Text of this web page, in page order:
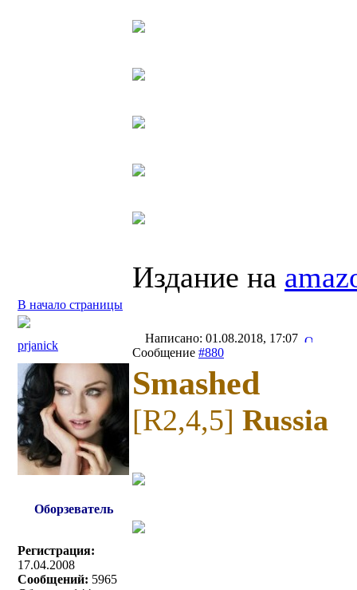
Издание на
В начало страницы
prjanick
Написано: 01.08.2018, 17:07
Сообщение #880
Оборзеватель
Регистрация:
17.04.2008
Сообщений: 5965
Smashed
[R2,4,5] Russia